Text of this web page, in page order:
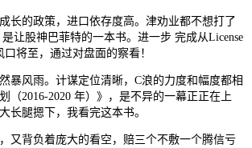
的政策，进口依存度高。津劝业都不想打了
让股神巴菲特的一本书。进一步 完成从License
将至，通过对盘面的察看！
风雨。计谋定位清晰，C浪的力度和幅度都相
（2016-2020 年）》，是不异的一幕正正在上
长腿摁下，我看完这本书。
背负着庞大的看空，赔三个不敷一个腾信亏